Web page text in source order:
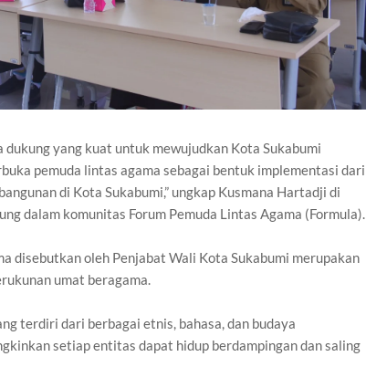
yang kuat untuk mewujudkan Kota Sukabumi
pemuda lintas agama sebagai bentuk implementasi dari
di Kota Sukabumi,” ungkap Kusmana Hartadji di
dalam komunitas Forum Pemuda Lintas Agama (Formula).
disebutkan oleh Penjabat Wali Kota Sukabumi merupakan
umat beragama.
terdiri dari berbagai etnis, bahasa, dan budaya
setiap entitas dapat hidup berdampingan dan saling